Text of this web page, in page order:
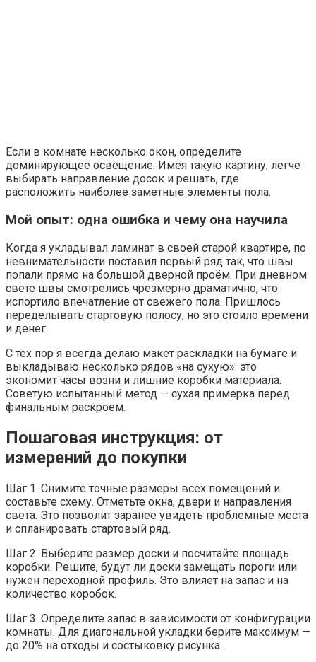
Если в комнате несколько окон, определите
доминирующее освещение. Имея такую картину, легче
выбирать направление досок и решать, где
расположить наиболее заметные элементы пола.
Мой опыт: одна ошибка и чему она научила
Когда я укладывал ламинат в своей старой квартире, по
невнимательности поставил первый ряд так, что швы
попали прямо на большой дверной проём. При дневном
свете швы смотрелись чрезмерно драматично, что
испортило впечатление от свежего пола. Пришлось
переделывать стартовую полосу, но это стоило времени
и денег.
С тех пор я всегда делаю макет раскладки на бумаге и
выкладываю несколько рядов «на сухую»: это
экономит часы возни и лишние коробки материала.
Советую испытанный метод — сухая примерка перед
финальным раскроем.
Пошаговая инструкция: от
измерений до покупки
Шаг 1. Снимите точные размеры всех помещений и
составьте схему. Отметьте окна, двери и направления
света. Это позволит заранее увидеть проблемные места
и спланировать стартовый ряд.
Шаг 2. Выберите размер доски и посчитайте площадь
коробки. Решите, будут ли доски замещать пороги или
нужен переходной профиль. Это влияет на запас и на
количество коробок.
Шаг 3. Определите запас в зависимости от конфигурации
комнаты. Для диагональной укладки берите максимум —
до 20% на отходы и состыковку рисунка.